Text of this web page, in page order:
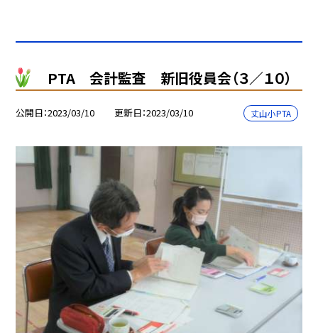
PTA 会計監査 新旧役員会（３／１０）
公開日 2023/03/10 更新日 2023/03/10 丈山小PTA